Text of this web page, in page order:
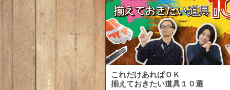
これだけあればＯＫ
揃えておきたい道具１０選